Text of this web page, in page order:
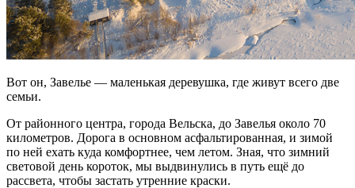
Вот он, Завелье — маленькая деревушка, где живут всего две
семьи.
От районного центра, города Вельска, до Завелья около 70
километров. Дорога в основном асфальтированная, и зимой
по ней ехать куда комфортнее, чем летом. Зная, что зимний
световой день короток, мы выдвинулись в путь ещё до
рассвета, чтобы застать утренние краски.